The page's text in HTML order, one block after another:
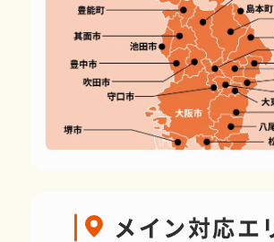
メイン対応エ